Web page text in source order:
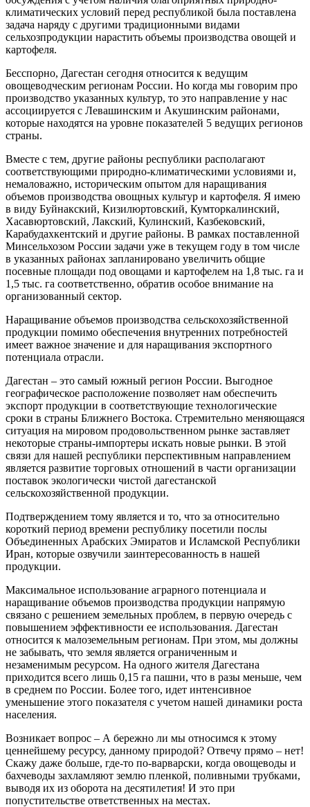
климатических условий перед республикой была поставлена
задача наряду с другими традиционными видами
сельхозпродукции нарастить объемы производства овощей и
картофеля.
Бесспорно, Дагестан сегодня относится к ведущим
овощеводческим регионам России. Но когда мы говорим про
производство указанных культур, то это направление у нас
ассоциируется с Левашинским и Акушинским районами,
которые находятся на уровне показателей 5 ведущих регионов
страны.
Вместе с тем, другие районы республики располагают
соответствующими природно-климатическими условиями и,
немаловажно, историческим опытом для наращивания
объемов производства овощных культур и картофеля. Я имею
в виду Буйнакский, Кизилюртовский, Кумторкалинский,
Хасавюртовский, Лакский, Кулинский, Казбековский,
Карабудахкентский и другие районы. В рамках поставленной
Минсельхозом России задачи уже в текущем году в том числе
в указанных районах запланировано увеличить общие
посевные площади под овощами и картофелем на 1,8 тыс. га и
1,5 тыс. га соответственно, обратив особое внимание на
организованный сектор.
Наращивание объемов производства сельскохозяйственной
продукции помимо обеспечения внутренних потребностей
имеет важное значение и для наращивания экспортного
потенциала отрасли.
Дагестан – это самый южный регион России. Выгодное
географическое расположение позволяет нам обеспечить
экспорт продукции в соответствующие технологические
сроки в страны Ближнего Востока. Стремительно меняющаяся
ситуация на мировом продовольственном рынке заставляет
некоторые страны-импортеры искать новые рынки. В этой
связи для нашей республики перспективным направлением
является развитие торговых отношений в части организации
поставок экологически чистой дагестанской
сельскохозяйственной продукции.
Подтверждением тому является и то, что за относительно
короткий период времени республику посетили послы
Объединенных Арабских Эмиратов и Исламской Республики
Иран, которые озвучили заинтересованность в нашей
продукции.
Максимальное использование аграрного потенциала и
наращивание объемов производства продукции напрямую
связано с решением земельных проблем, в первую очередь с
повышением эффективности ее использования. Дагестан
относится к малоземельным регионам. При этом, мы должны
не забывать, что земля является ограниченным и
незаменимым ресурсом. На одного жителя Дагестана
приходится всего лишь 0,15 га пашни, что в разы меньше, чем
в среднем по России. Более того, идет интенсивное
уменьшение этого показателя с учетом нашей динамики роста
населения.
Возникает вопрос – А бережно ли мы относимся к этому
ценнейшему ресурсу, данному природой? Отвечу прямо – нет!
Скажу даже больше, где-то по-варварски, когда овощеводы и
бахчеводы захламляют землю пленкой, поливными трубками,
выводя их из оборота на десятилетия! И это при
попустительстве ответственных на местах.